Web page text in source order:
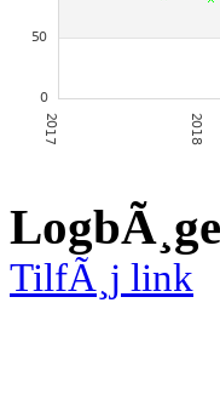
TilfÃ¸j link